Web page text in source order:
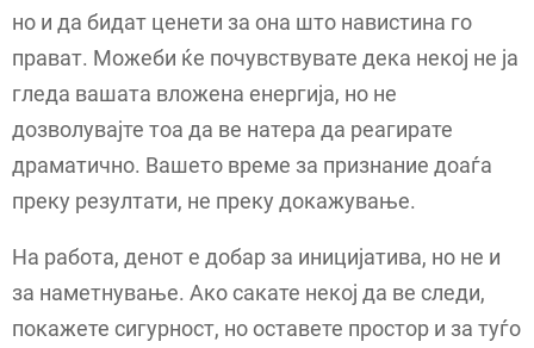
но и да бидат ценети за она што навистина го
прават. Можеби ќе почувствувате дека некој не ја
гледа вашата вложена енергија, но не
дозволувајте тоа да ве натера да реагирате
драматично. Вашето време за признание доаѓа
преку резултати, не преку докажување.
На работа, денот е добар за иницијатива, но не и
за наметнување. Ако сакате некој да ве следи,
покажете сигурност, но оставете простор и за туѓо